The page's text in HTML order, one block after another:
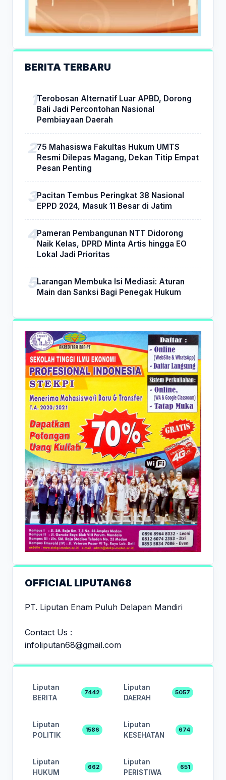
BERITA TERBARU
Terobosan Alternatif Luar APBD, Dorong
Bali Jadi Percontohan Nasional
Pembiayaan Daerah
75 Mahasiswa Fakultas Hukum UMTS
Resmi Dilepas Magang, Dekan Titip Empat
Pesan Penting
Pacitan Tembus Peringkat 38 Nasional
EPPD 2024, Masuk 11 Besar di Jatim
Pameran Pembangunan NTT Didorong
Naik Kelas, DPRD Minta Artis hingga EO
Lokal Jadi Prioritas
Larangan Membuka Isi Mediasi: Aturan
Main dan Sanksi Bagi Penegak Hukum
OFFICIAL LIPUTAN68
PT. Liputan Enam Puluh Delapan Mandiri
Contact Us :
infoliputan68@gmail.com
Liputan
BERITA
7442
Liputan
DAERAH
5057
Liputan
POLITIK
1586
Liputan
KESEHATAN
674
Liputan
HUKUM
662
Liputan
PERISTIWA
651